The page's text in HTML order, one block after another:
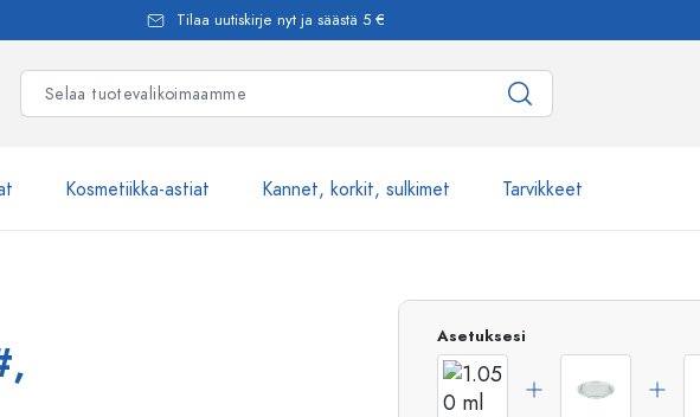
Tilaa uutiskirje nyt ja säästä 5 €
Kosmetiikka-astiat Kannet, korkit, sulkimet Tarvikkeet
Asetuksesi